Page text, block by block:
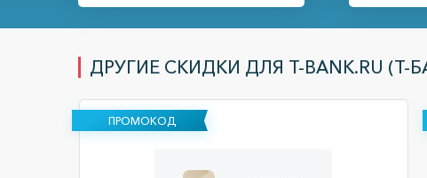
ДРУГИЕ СКИДКИ ДЛЯ T-BANK.RU (Т-
ПРОМОКОД